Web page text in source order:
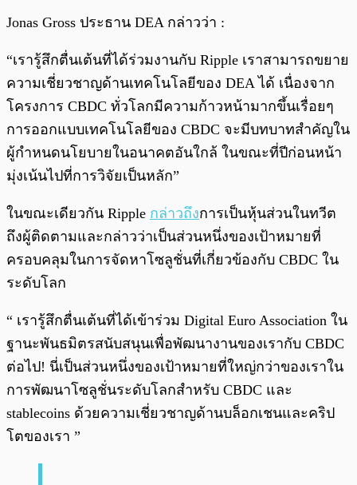
Jonas Gross ประธาน DEA กล่าวว่า :
“เรารู้สึกตื่นเต้นที่ได้ร่วมงานกับ Ripple เราสามารถขยาย
ความเชี่ยวชาญด้านเทคโนโลยีของ DEA ได้ เนื่องจาก
โครงการ CBDC ทั่วโลกมีความก้าวหน้ามากขึ้นเรื่อยๆ
การออกแบบเทคโนโลยีของ CBDC จะมีบทบาทสำคัญใน
ผู้กำหนดนโยบายในอนาคตอันใกล้ ในขณะที่ปีก่อนหน้า
มุ่งเน้นไปที่การวิจัยเป็นหลัก”
ในขณะเดียวกัน Ripple กล่าวถึงการเป็นหุ้นส่วนในทวีต
ถึงผู้ติดตามและกล่าวว่าเป็นส่วนหนึ่งของเป้าหมายที่
ครอบคลุมในการจัดหาโซลูชั่นที่เกี่ยวข้องกับ CBDC ใน
ระดับโลก
“ เรารู้สึกตื่นเต้นที่ได้เข้าร่วม Digital Euro Association ใน
ฐานะพันธมิตรสนับสนุนเพื่อพัฒนางานของเรากับ CBDC
ต่อไป! นี่เป็นส่วนหนึ่งของเป้าหมายที่ใหญ่กว่าของเราใน
การพัฒนาโซลูชั่นระดับโลกสำหรับ CBDC และ
stablecoins ด้วยความเชี่ยวชาญด้านบล็อกเชนและคริป
โตของเรา ”